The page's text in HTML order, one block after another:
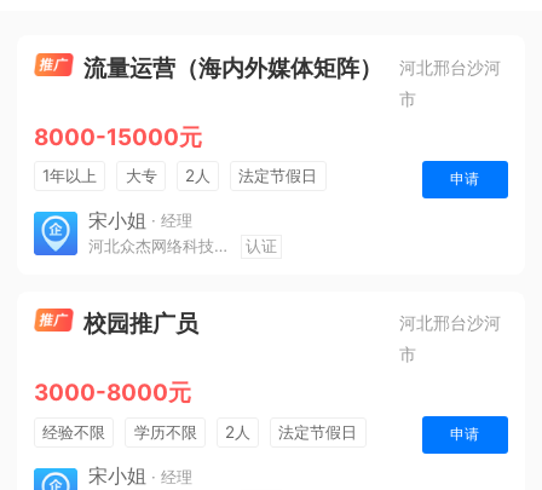
流量运营（海内外媒体矩阵）
河北邢台沙河
市
8000-15000元
1年以上 大专 2人 法定节假日 申请
宋小姐 · 经理
河北众杰网络科技有限公司
认证
校园推广员
河北邢台沙河
市
3000-8000元
经验不限 学历不限 2人
法定节假日
销售奖金
奖励计划
申请
宋小姐 · 经理